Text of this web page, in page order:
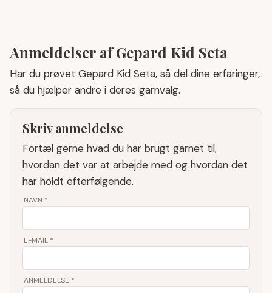
Anmeldelser af Gepard Kid Seta
Har du prøvet Gepard Kid Seta, så del dine erfaringer,
så du hjælper andre i deres garnvalg.
Skriv anmeldelse
Fortæl gerne hvad du har brugt garnet til,
hvordan det var at arbejde med og hvordan det
har holdt efterfølgende.
NAVN *
E-MAIL *
ANMELDELSE *